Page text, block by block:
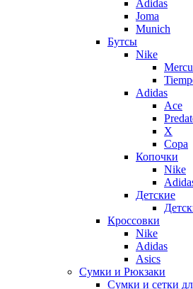
Adidas
Joma
Munich
Бутсы
Nike
Adidas
Ace
X
Copa
Копочки
Nike
Детские
Кроссовки
Nike
Adidas
Asics
Сумки и Рюкзаки
Сумки и сетки